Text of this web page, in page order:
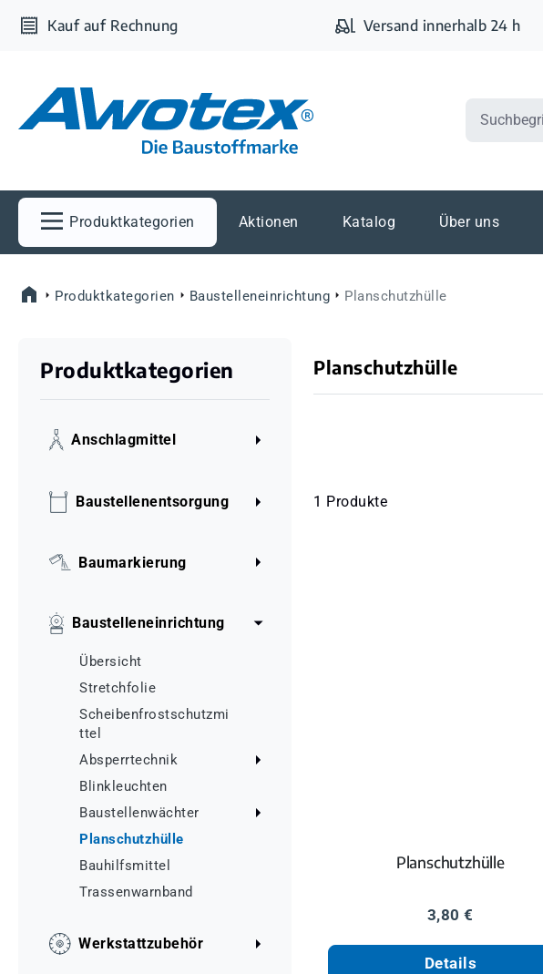
Hauptinhalt springen
Zur Suche springen
Zur Hauptnavigation springen
Kauf auf Rechnung Versand innerhalb 24 h
Produktkategorien Aktionen Katalog Über uns
Produktkategorien Baustelleneinrichtung Planschutzhülle
Planschutzhülle
1 Produkte
Planschutzhülle
Regulärer Preis:
3,80 €
Details
Produktkategorien
Anschlagmittel
Baustellenentsorgung
Baumarkierung
Baustelleneinrichtung
Übersicht
Stretchfolie
Scheibenfrostschutzmi
ttel
Absperrtechnik
Blinkleuchten
Baustellenwächter
Planschutzhülle
Bauhilfsmittel
Trassenwarnband
Werkstattzubehör